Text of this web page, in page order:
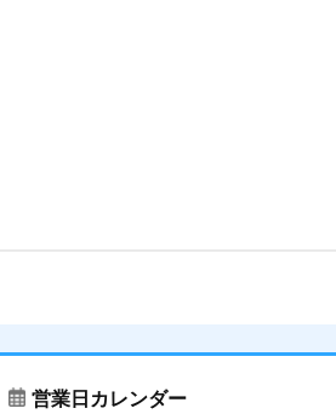
営業日カレンダー